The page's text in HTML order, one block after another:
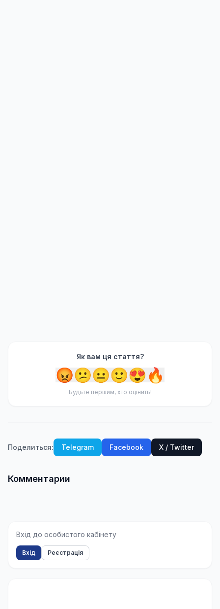
Як вам ця стаття?
😡😕😐🙂😍🔥
Будьте першим, хто оцінить!
Поделиться: Telegram Facebook X / Twitter
Комментарии
Вхід до особистого кабінету
Вхід Реєстрація